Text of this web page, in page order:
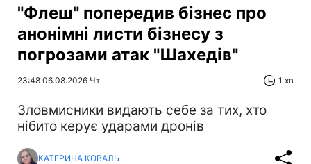
"Флеш" попередив бізнес про
анонімні листи бізнесу з
погрозами атак "Шахедів"
23:48 06.08.2026 Чт 1 хв
Зловмисники видають себе за тих, хто
нібито керує ударами дронів
КАТЕРИНА КОВАЛЬ